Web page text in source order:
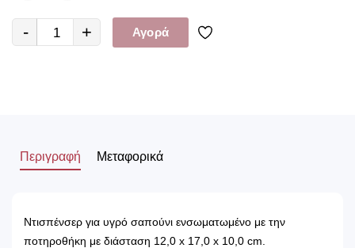
- + Αγορά
Περιγραφή Μεταφορικά
Ντισπένσερ για υγρό σαπούνι ενσωματωμένο με την
ποτηροθήκη με διάσταση 12,0 x 17,0 x 10,0 cm.